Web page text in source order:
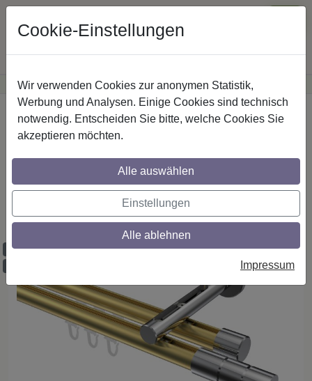
Günstige Versandkosteninnerhalb Österreichs· Sichere Zahlung
Startseite Innenlaufstangen Aluminium / Metall
Gardinenstangen mit Innenlauf aus
Aluminium / Metall in 20 mm Ø, 2-läufig,
Modell SITENO - Elanto Messing-Optik /
Chrom
Maßzuschnitt möglich
Cookie-Einstellungen
Wir verwenden Cookies zur anonymen Statistik,
Werbung und Analysen. Einige Cookies sind technisch
notwendig. Entscheiden Sie bitte, welche Cookies Sie
akzeptieren möchten.
Alle auswählen
Einstellungen
Alle ablehnen
Impressum